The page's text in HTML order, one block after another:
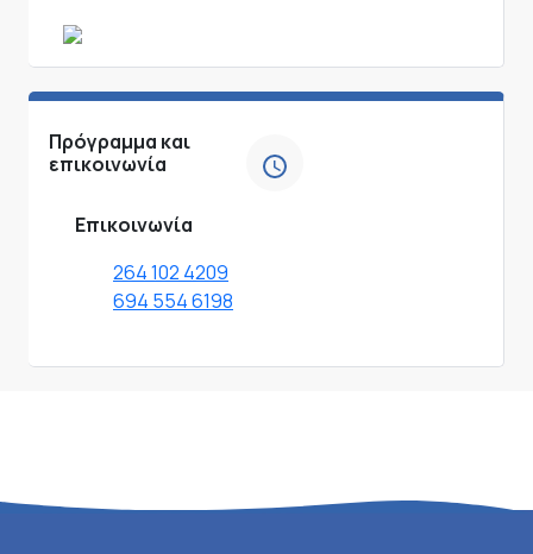
Πρόγραμμα και
επικοινωνία
Επικοινωνία
264 102 4209
694 554 6198